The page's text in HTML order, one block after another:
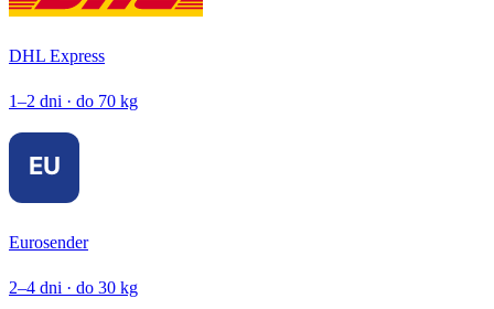
DHL Express
1–2 dni · do 70 kg
Eurosender
2–4 dni · do 30 kg